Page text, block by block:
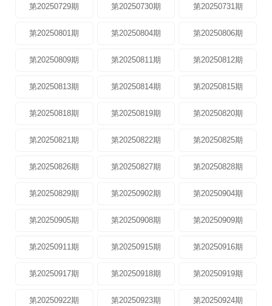
第20250729期 第20250730期 第20250731期
第20250801期 第20250804期 第20250806期
第20250809期 第20250811期 第20250812期
第20250813期 第20250814期 第20250815期
第20250818期 第20250819期 第20250820期
第20250821期 第20250822期 第20250825期
第20250826期 第20250827期 第20250828期
第20250829期 第20250902期 第20250904期
第20250905期 第20250908期 第20250909期
第20250911期 第20250915期 第20250916期
第20250917期 第20250918期 第20250919期
第20250922期 第20250923期 第20250924期